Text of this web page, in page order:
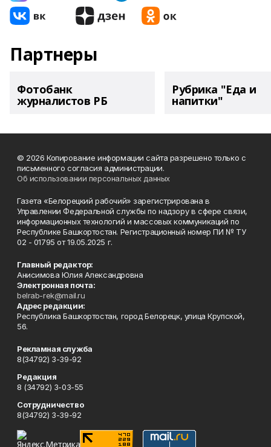
Партнеры
Фотобанк
журналистов РБ
Рубрика "Еда и
напитки"
© 2026 Копирование информации сайта разрешено только с
письменного согласия администрации.
Об использовании персональных данных
Газета «Белорецкий рабочий» зарегистрирована в
Управлении Федеральной службы по надзору в сфере связи,
информационных технологий и массовых коммуникаций по
Республике Башкортостан. Регистрационный номер ПИ № ТУ
02 - 01795 от 19.05.2025 г.
Главный редактор:
Анисимова Юлия Александровна
Электронная почта:
belrab-rek@mail.ru
Адрес редакции:
Республика Башкортостан, город Белорецк, улица Крупской,
56.
Рекламная служба
8(34792) 3-39-92
Редакция
8 (34792) 3-03-55
Сотрудничество
8(34792) 3-39-92